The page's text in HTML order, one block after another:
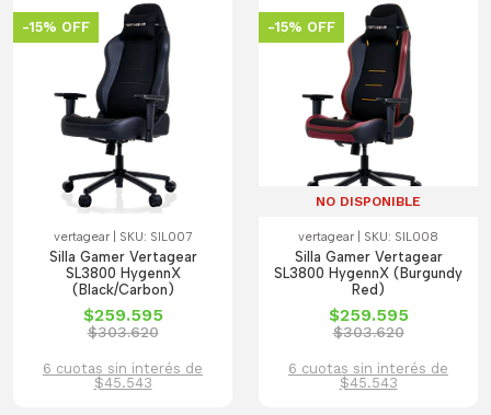
-15% OFF
vertagear | SKU: SIL007
Silla Gamer Vertagear
SL3800 HygennX
(Black/Carbon)
$259.595
$303.620
6 cuotas sin interés de
$45.543
-15% OFF
NO DISPONIBLE
vertagear | SKU: SIL008
Silla Gamer Vertagear
SL3800 HygennX (Burgundy
Red)
$259.595
$303.620
6 cuotas sin interés de
$45.543